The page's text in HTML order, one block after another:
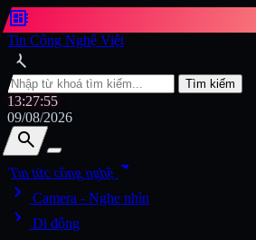
developer_board
Tin Công Nghệ Việt
search
Tìm kiếm
13:27:56
09/08/2026
search
search
Tin tức công nghệarrow_drop_down
chevron_right
Camera - Nghe nhìn
chevron_right Di động